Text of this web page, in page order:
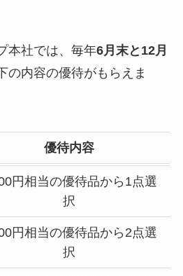
本社では、毎年6月末と12月
の内容の優待がもらえま
優待内容
円相当の優待品から1点選
択
円相当の優待品から2点選
択